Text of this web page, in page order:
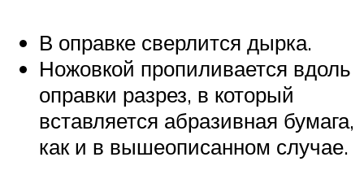
В оправке сверлится дырка.
Ножовкой пропиливается вдоль
оправки разрез, в который
вставляется абразивная бумага,
как и в вышеописанном случае.